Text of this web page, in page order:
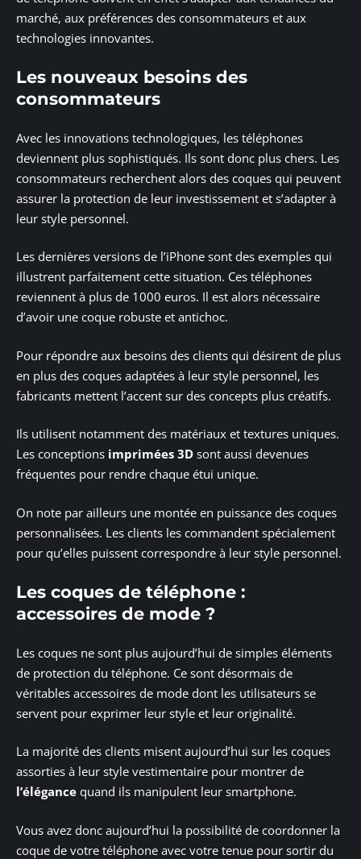
marché, aux préférences des consommateurs et aux
technologies innovantes.
Les nouveaux besoins des
consommateurs
Avec les innovations technologiques, les téléphones
deviennent plus sophistiqués. Ils sont donc plus chers. Les
consommateurs recherchent alors des coques qui peuvent
assurer la protection de leur investissement et s’adapter à
leur style personnel.
Les dernières versions de l’iPhone sont des exemples qui
illustrent parfaitement cette situation. Ces téléphones
reviennent à plus de 1000 euros. Il est alors nécessaire
d’avoir une coque robuste et antichoc.
Pour répondre aux besoins des clients qui désirent de plus
en plus des coques adaptées à leur style personnel, les
fabricants mettent l’accent sur des concepts plus créatifs.
Ils utilisent notamment des matériaux et textures uniques.
Les conceptions imprimées 3D sont aussi devenues
fréquentes pour rendre chaque étui unique.
On note par ailleurs une montée en puissance des coques
personnalisées. Les clients les commandent spécialement
pour qu’elles puissent correspondre à leur style personnel.
Les coques de téléphone :
accessoires de mode ?
Les coques ne sont plus aujourd’hui de simples éléments
de protection du téléphone. Ce sont désormais de
véritables accessoires de mode dont les utilisateurs se
servent pour exprimer leur style et leur originalité.
La majorité des clients misent aujourd’hui sur les coques
assorties à leur style vestimentaire pour montrer de
l’élégance quand ils manipulent leur smartphone.
Vous avez donc aujourd’hui la possibilité de coordonner la
coque de votre téléphone avec votre tenue pour sortir du